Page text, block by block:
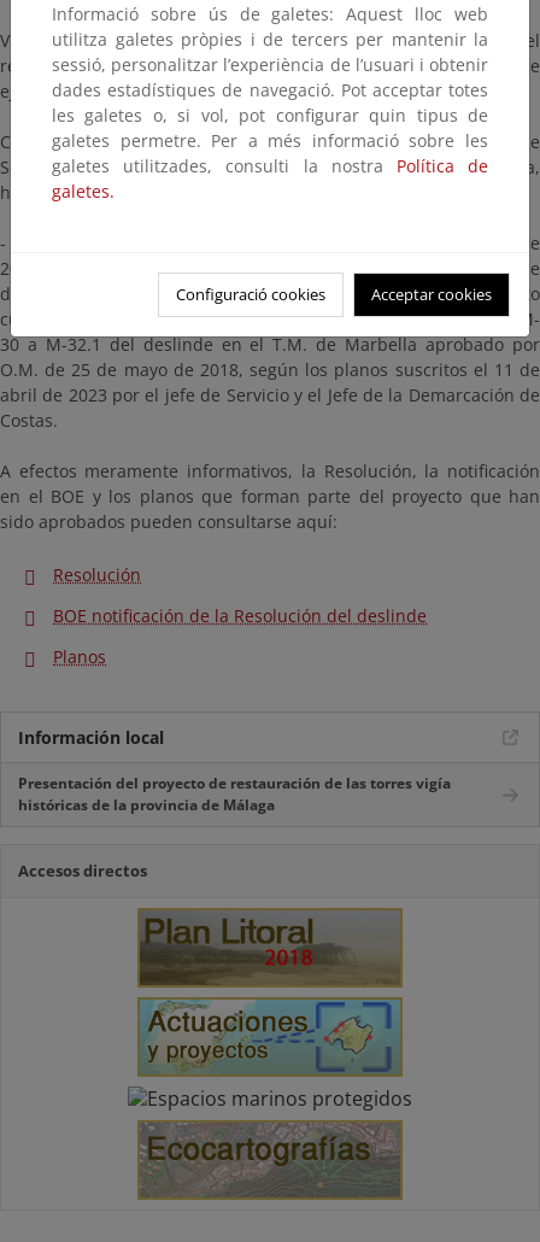
Visto el fallo de la Sentencia de fecha 17 de octubre de 2022, en el
recurso contencioso-administrativo nº 1277/2019, procede
ejecutar la misma en sus propios términos.
Con fecha 16 de mayo de 2023, la Directora General de
Sostenibilidad de la Costa y el Mar, por delegación de la Ministra,
ha resuelto:
- Modificar, en cumplimiento de la Sentencia de 17 de octubre de
2022 de la Audiencia Nacional, el deslinde de los bienes de
dominio público marítimo terrestre del tramo de unos ciento
cuarenta y siete (147) metros, comprendido entre los vértices M-
30 a M-32.1 del deslinde en el T.M. de Marbella aprobado por
O.M. de 25 de mayo de 2018, según los planos suscritos el 11 de
abril de 2023 por el jefe de Servicio y el Jefe de la Demarcación de
Costas.
A efectos meramente informativos, la Resolución, la notificación
en el BOE y los planos que forman parte del proyecto que han
sido aprobados pueden consultarse aquí:
Resolución
BOE notificación de la Resolución del deslinde
Planos
Información local
Presentación del proyecto de restauración de las torres vigía
históricas de la provincia de Málaga
Accesos directos
Informació sobre ús de galetes: Aquest lloc web
utilitza galetes pròpies i de tercers per mantenir la
sessió, personalitzar l’experiència de l’usuari i obtenir
dades estadístiques de navegació. Pot acceptar totes
les galetes o, si vol, pot configurar quin tipus de
galetes permetre. Per a més informació sobre les
galetes utilitzades, consulti la nostra Política de
galetes.
Configuració cookies Acceptar cookies